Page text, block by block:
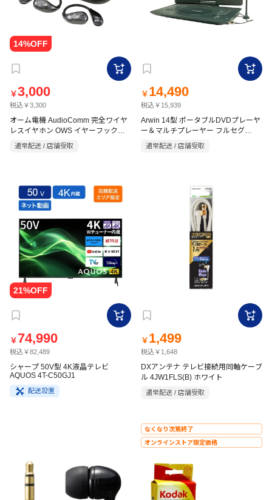
￥3,000
税込￥3,300
オーム電機 AudioComm 完全ワイヤ
レスイヤホン OWS イヤーフック型
ブラック HP-W610N-K
通常配送 / 店舗受取
￥ 14,490
税込￥15,939
Arwin 14型 ポータブルDVDプレーヤ
ー＆マルチプレーヤー フルセグ
通常配送 / 店舗受取
￥ 74,990
税込￥82,489
シャープ 50V型 4K液晶テレビ
AQUOS 4T-C50GJ1
配送設置
￥ 1,499
税込￥1,648
DXアンテナ テレビ接続用同軸ケーブ
ル 4JW1FLS(B) ホワイト
通常配送 / 店舗受取
なくなり次第終了
オンラインストア限定価格